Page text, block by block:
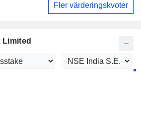
Fler värderingskvoter
Limited